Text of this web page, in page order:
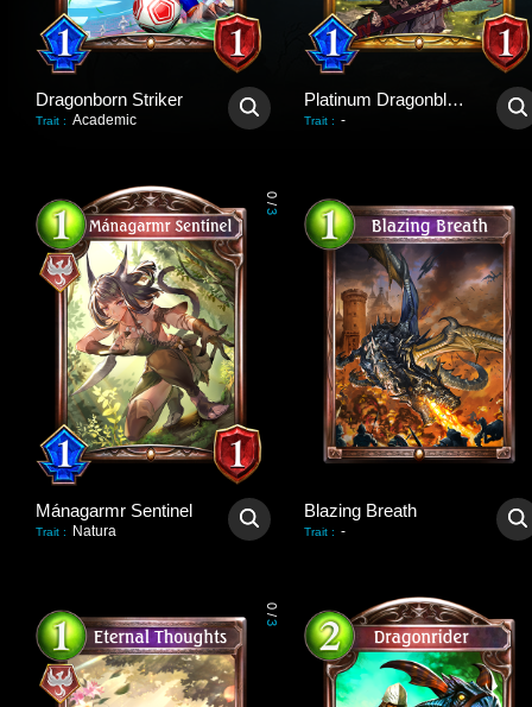
Dragonborn Striker
Trait : Academic
Platinum Dragonblader
Trait : -
0
/
3
Mánagarmr Sentinel
Trait : Natura
Blazing Breath
Trait : -
0
/
3